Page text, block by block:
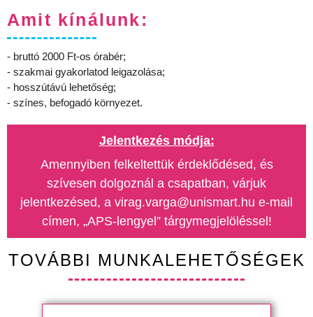
Amit kínálunk:
- bruttó 2000 Ft-os órabér;
- szakmai gyakorlatod leigazolása;
- hosszútávú lehetőség;
- színes, befogadó környezet.
Jelentkezés módja:
Amennyiben felkeltettük érdeklődésed, és
szívesen dolgoznál a csapatban, várjuk
jelentkezésed, a virag.varga@unismart.hu e-mail
címen, „APS-lengyel” tárgymegjelöléssel!
TOVÁBBI MUNKALEHETŐSÉGEK